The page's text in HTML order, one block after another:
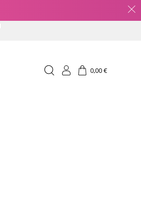
Einloggen
Warenkorb
0,00 €